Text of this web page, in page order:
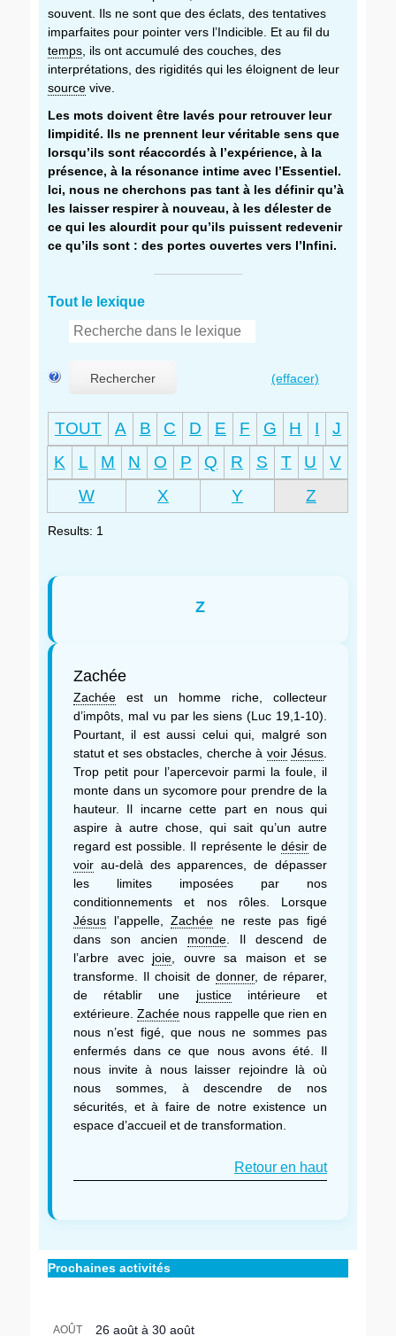
souvent. Ils ne sont que des éclats, des tentatives
imparfaites pour pointer vers l’Indicible. Et au fil du
temps , ils ont accumulé des couches, des
interprétations, des rigidités qui les éloignent de leur
source vive.
Les mots doivent être lavés pour retrouver leur
limpidité. Ils ne prennent leur véritable sens que
lorsqu’ils sont réaccordés à l’expérience, à la
présence, à la résonance intime avec l’Essentiel.
Ici, nous ne cherchons pas tant à les définir qu’à
les laisser respirer à nouveau, à les délester de
ce qui les alourdit pour qu’ils puissent redevenir
ce qu’ils sont : des portes ouvertes vers l’Infini.
Tout le lexique
Rechercher (effacer)
TOUT A B C D E F G H I
J
K
L M N O P Q R S T U
V
W
X Y Z
Results: 1
Z
Zachée
Zachée est un homme riche, collecteur
d’impôts, mal vu par les siens (Luc 19,1-10).
Pourtant, il est aussi celui qui, malgré son
statut et ses obstacles, cherche à voir Jésus
Trop petit pour l’apercevoir parmi la foule, il
monte dans un sycomore pour prendre de la
hauteur. Il incarne cette part en nous qui
aspire à autre chose, qui sait qu’un autre
regard est possible. Il représente le désirde
voir au-delà des apparences, de dépasser
les limites imposées par nos
conditionnements et nos rôles. Lorsque
Jésus l’appelle,Zachée ne reste pas figé
dans son ancien monde . Il descend de
l’arbre avec joie , ouvre sa maison et se
transforme. Il choisit de donner, de réparer,
de rétablir une justiceintérieure et
extérieure.Zachée nous rappelle que rien en
nous n’est figé, que nous ne sommes pas
enfermés dans ce que nous avons été. Il
nous invite à nous laisser rejoindre là où
nous sommes, à descendre de nos
sécurités, et à faire de notre existence un
espace d’accueil et de transformation.
Retour en haut
Prochaines activités
AOÛT 26 août à 30 août